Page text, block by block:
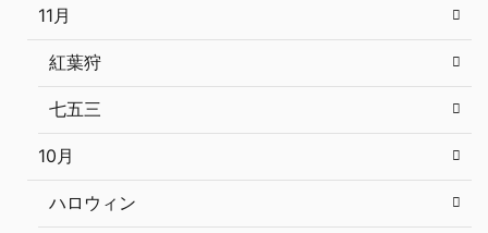
11月
紅葉狩
七五三
10月
ハロウィン